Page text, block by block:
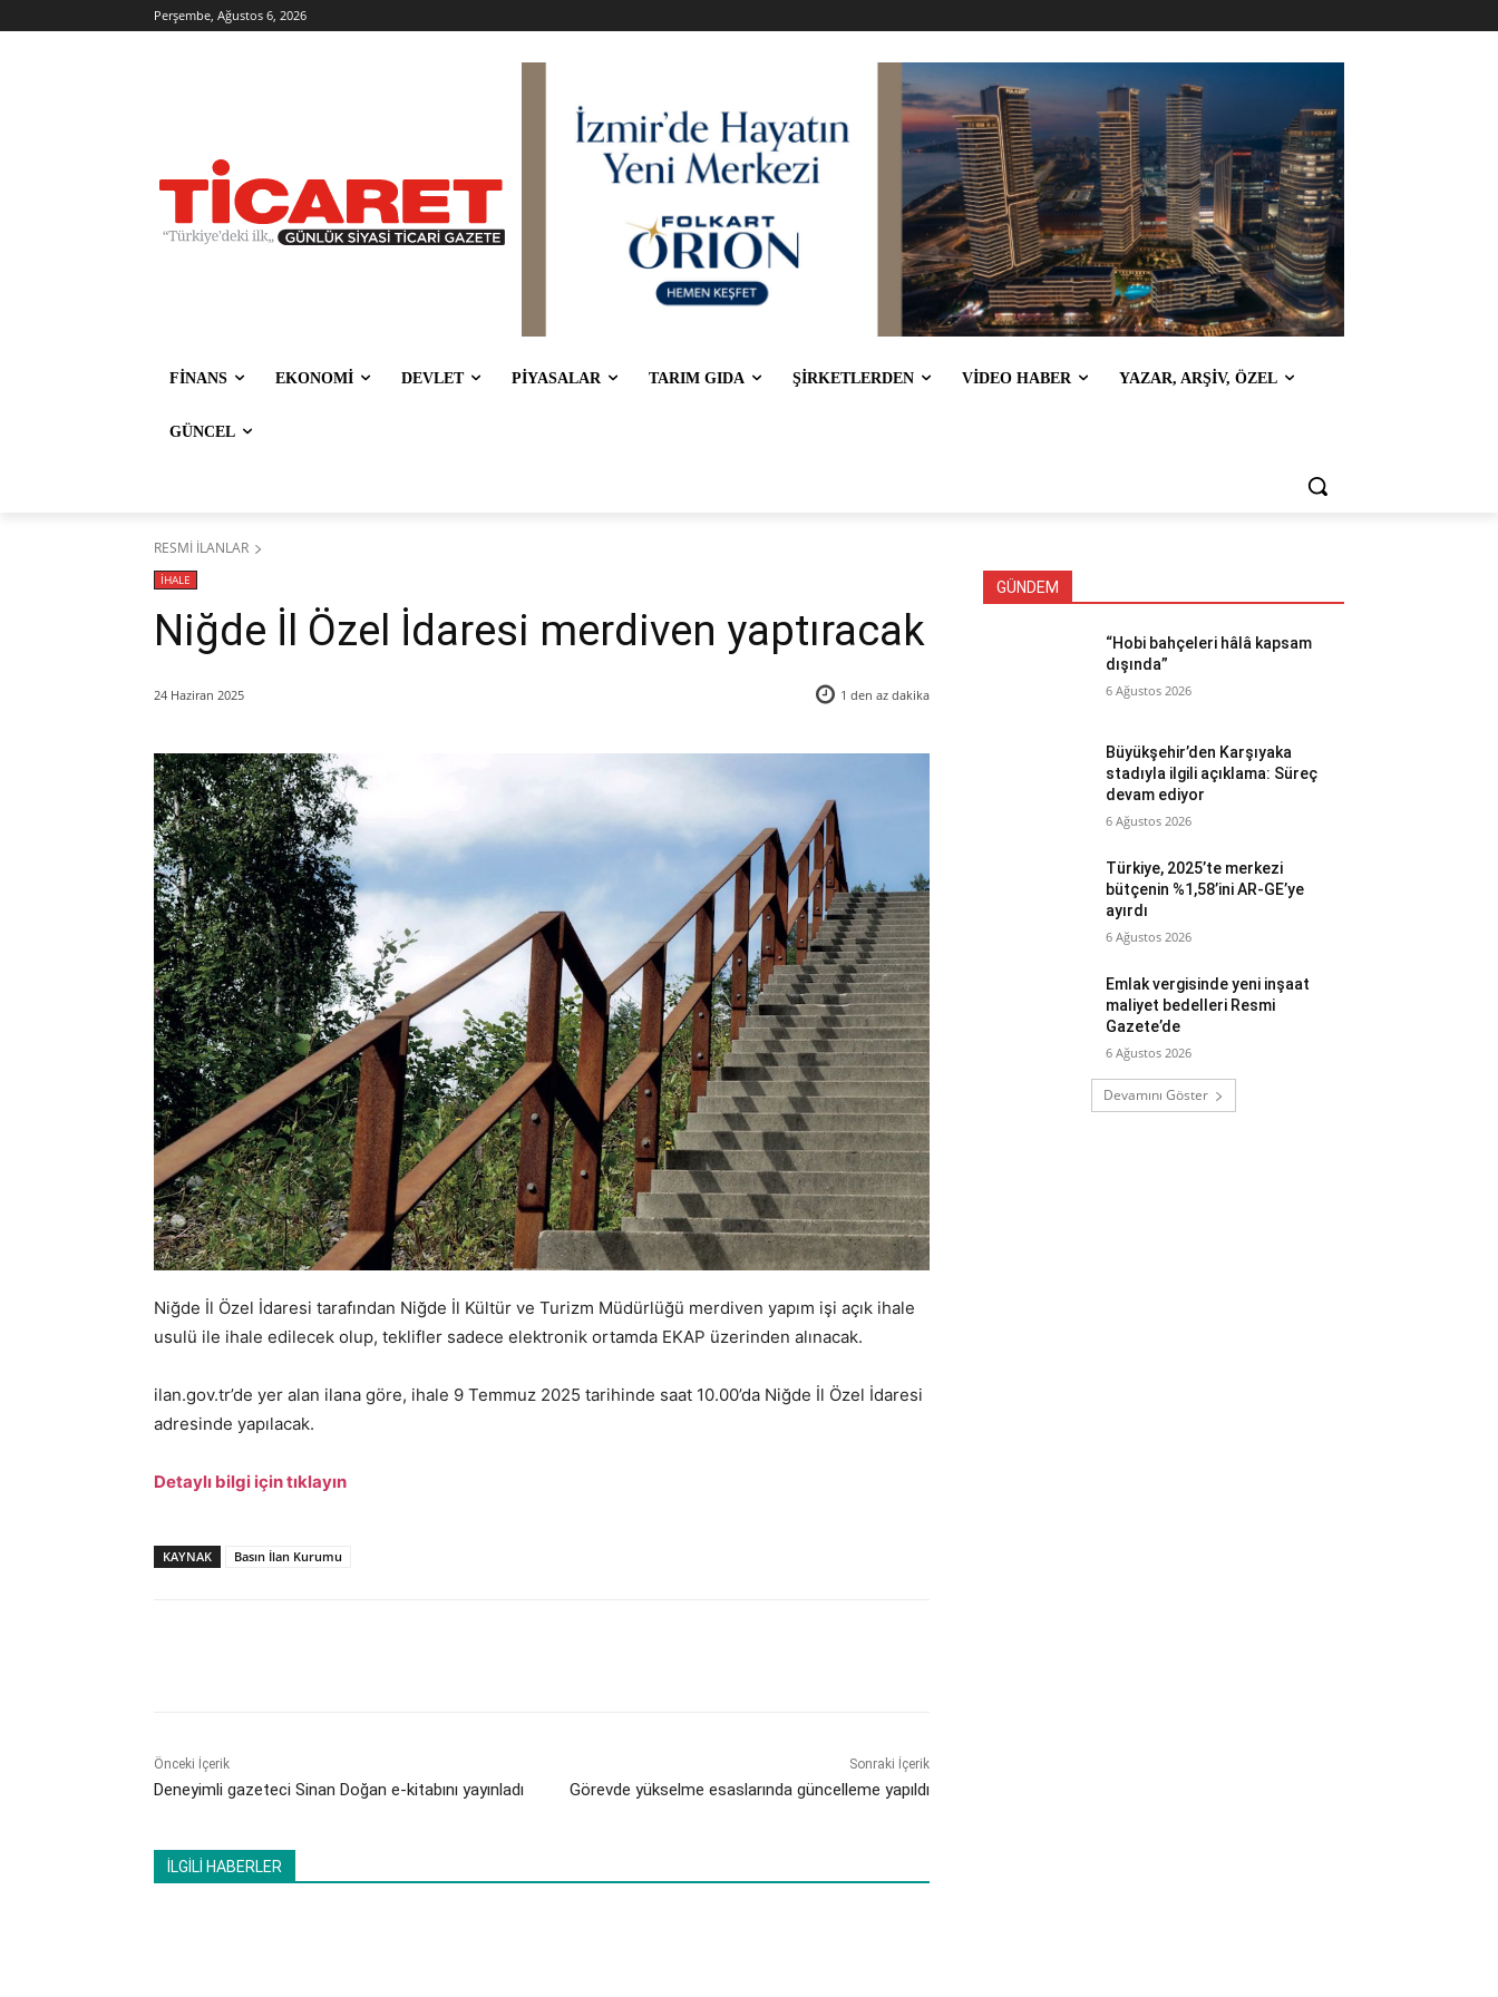
Perşembe, Ağustos 6, 2026
FİNANS EKONOMİ DEVLET PİYASALAR TARIM GIDA ŞİRKETLERDEN VİDEO HABER YAZAR, ARŞİV, ÖZEL
GÜNCEL
RESMİ İLANLAR
İHALE
Niğde İl Özel İdaresi merdiven yaptıracak
24 Haziran 2025 1 den az dakika
Niğde İl Özel İdaresi tarafından Niğde İl Kültür ve Turizm Müdürlüğü merdiven yapım işi açık ihale
usulü ile ihale edilecek olup, teklifler sadece elektronik ortamda EKAP üzerinden alınacak.
ilan.gov.tr’de yer alan ilana göre, ihale 9 Temmuz 2025 tarihinde saat 10.00’da Niğde İl Özel İdaresi
adresinde yapılacak.
Detaylı bilgi için tıklayın
KAYNAK Basın İlan Kurumu
Önceki İçerik
Deneyimli gazeteci Sinan Doğan e-kitabını yayınladı
Sonraki İçerik
Görevde yükselme esaslarında güncelleme yapıldı
İLGİLİ HABERLER
GÜNDEM
“Hobi bahçeleri hâlâ kapsam
dışında”
6 Ağustos 2026
Büyükşehir’den Karşıyaka
stadıyla ilgili açıklama: Süreç
devam ediyor
6 Ağustos 2026
Türkiye, 2025’te merkezi
bütçenin %1,58’ini AR-GE’ye
ayırdı
6 Ağustos 2026
Emlak vergisinde yeni inşaat
maliyet bedelleri Resmi
Gazete’de
6 Ağustos 2026
Devamını Göster